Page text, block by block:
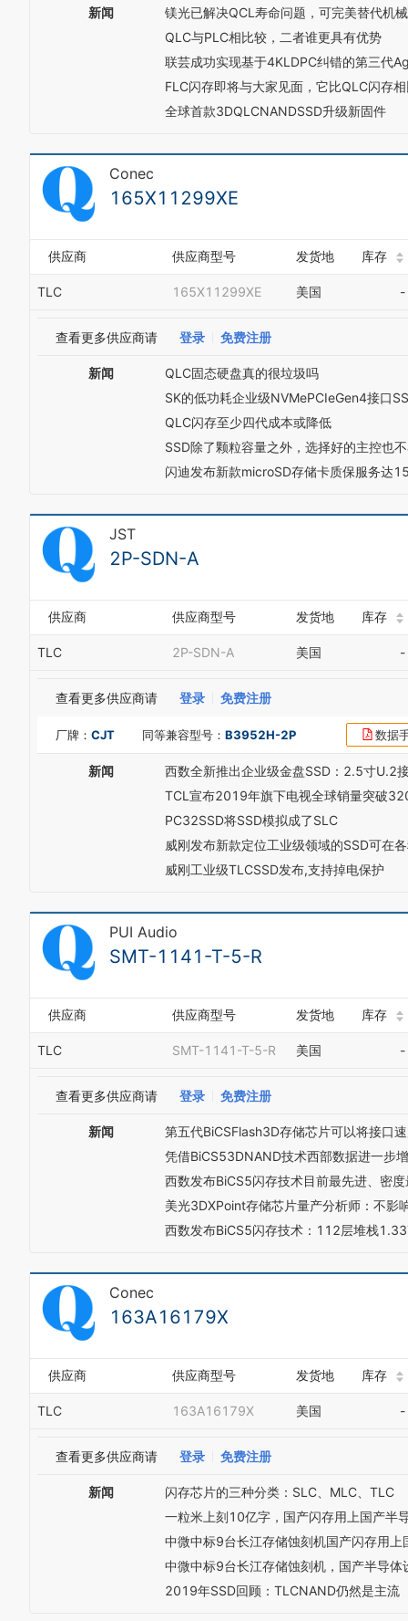
新闻
镁光已解决QCL寿命问题，可完美替代机
QLC与PLC相比较，二者谁更具有优势
联芸成功实现基于4KLDPC纠错的第三代
FLC闪存即将与大家见面，它比QLC闪存
全球首款3DQLCNANDSSD升级新固件
Conec
165X11299XE
供应商 供应商型号 发货地 库存
TLC 165X11299XE 美国 -
查看更多供应商请 登录 免费注册
新闻
QLC固态硬盘真的很垃圾吗
SK的低功耗企业级NVMePCIeGen4接口
QLC闪存至少四代成本或降低
SSD除了颗粒容量之外，选择好的主控也
闪迪发布新款microSD存储卡质保服务达
JST
2P-SDN-A
供应商 供应商型号 发货地 库存
TLC 2P-SDN-A 美国 -
查看更多供应商请 登录 免费注册
厂牌： CJT 同等兼容型号： B3952H-2P 数据
新闻
西数全新推出企业级金盘SSD：2.5寸U.2
TCL宣布2019年旗下电视全球销量突破
PC32SSD将SSD模拟成了SLC
威刚发布新款定位工业级领域的SSD可在
威刚工业级TLCSSD发布,支持掉电保护
PUI Audio
SMT-1141-T-5-R
供应商 供应商型号 发货地 库存
TLC SMT-1141-T-5-R 美国 -
查看更多供应商请 登录 免费注册
新闻
第五代BiCSFlash3D存储芯片可以将接口
凭借BiCS53DNAND技术西部数据进一步
西数发布BiCS5闪存技术目前最先进、密
美光3DXPoint存储芯片量产分析师：不影
西数发布BiCS5闪存技术：112层堆栈
Conec
163A16179X
供应商 供应商型号 发货地 库存
TLC 163A16179X 美国 -
查看更多供应商请 登录 免费注册
新闻
闪存芯片的三种分类：SLC、MLC、TLC
一粒米上刻10亿字，国产闪存用上国产半
中微中标9台长江存储蚀刻机国产闪存用上
中微中标9台长江存储蚀刻机，国产半导体
2019年SSD回顾：TLCNAND仍然是主流